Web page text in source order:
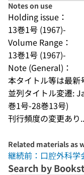
Notes on use
Holding issue：
13巻1号 (1967)-
Volume Range：
13巻1号 (1967)-
Note (General)：
本タイトル等は最新
並列タイトル変遷:
巻1号-28巻13号)
刊行頻度の変更あり
Related materials as
継続前：口腔外科学
Search by